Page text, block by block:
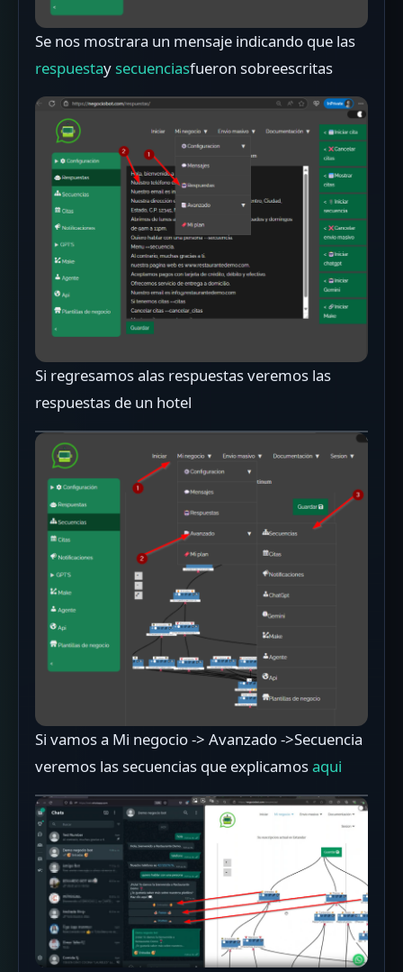
Se nos mostrara un mensaje indicando que las
respuestay secuenciasfueron sobreescritas
Si regresamos alas respuestas veremos las
respuestas de un hotel
Si vamos a Mi negocio -> Avanzado ->Secuencia
veremos las secuencias que explicamosaqui